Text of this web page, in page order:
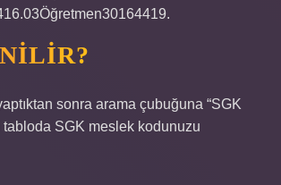
sonra arama çubuğuna “SGK
tabloda SGK meslek kodunuzu